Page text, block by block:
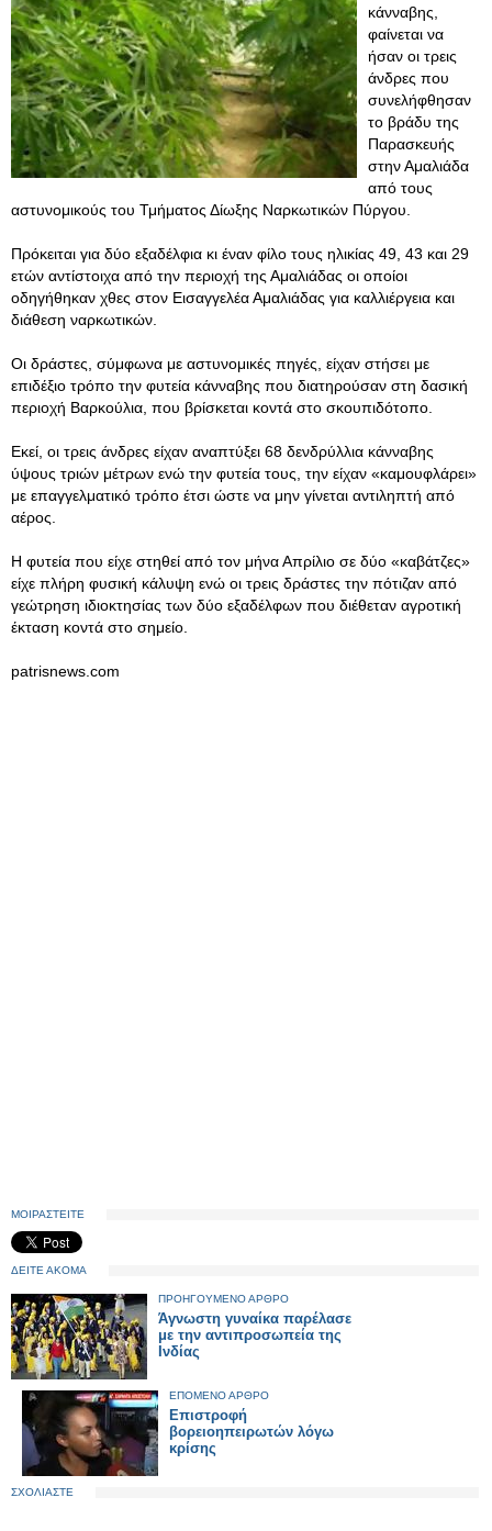
κάνναβης,
φαίνεται να
ήσαν οι τρεις
άνδρες που
συνελήφθησαν
το βράδυ της
Παρασκευής
στην Αμαλιάδα
από τους
αστυνομικούς του Τμήματος Δίωξης Ναρκωτικών Πύργου.
Πρόκειται για δύο εξαδέλφια κι έναν φίλο τους ηλικίας 49, 43 και 29
ετών αντίστοιχα από την περιοχή της Αμαλιάδας οι οποίοι
οδηγήθηκαν χθες στον Εισαγγελέα Αμαλιάδας για καλλιέργεια και
διάθεση ναρκωτικών.
Οι δράστες, σύμφωνα με αστυνομικές πηγές, είχαν στήσει με
επιδέξιο τρόπο την φυτεία κάνναβης που διατηρούσαν στη δασική
περιοχή Βαρκούλια, που βρίσκεται κοντά στο σκουπιδότοπο.
Εκεί, οι τρεις άνδρες είχαν αναπτύξει 68 δενδρύλλια κάνναβης
ύψους τριών μέτρων ενώ την φυτεία τους, την είχαν «καμουφλάρει»
με επαγγελματικό τρόπο έτσι ώστε να μην γίνεται αντιληπτή από
αέρος.
Η φυτεία που είχε στηθεί από τον μήνα Απρίλιο σε δύο «καβάτζες»
είχε πλήρη φυσική κάλυψη ενώ οι τρεις δράστες την πότιζαν από
γεώτρηση ιδιοκτησίας των δύο εξαδέλφων που διέθεταν αγροτική
έκταση κοντά στο σημείο.
patrisnews.com
ΜΟΙΡΑΣΤΕΙΤΕ
ΔΕΙΤΕ ΑΚΟΜΑ
ΠΡΟΗΓΟΥΜΕΝΟ ΑΡΘΡΟ
Άγνωστη γυναίκα παρέλασε
με την αντιπροσωπεία της
Ινδίας
ΕΠΟΜΕΝΟ ΑΡΘΡΟ
Επιστροφή
βορειοηπειρωτών λόγω
κρίσης
ΣΧΟΛΙΑΣΤΕ